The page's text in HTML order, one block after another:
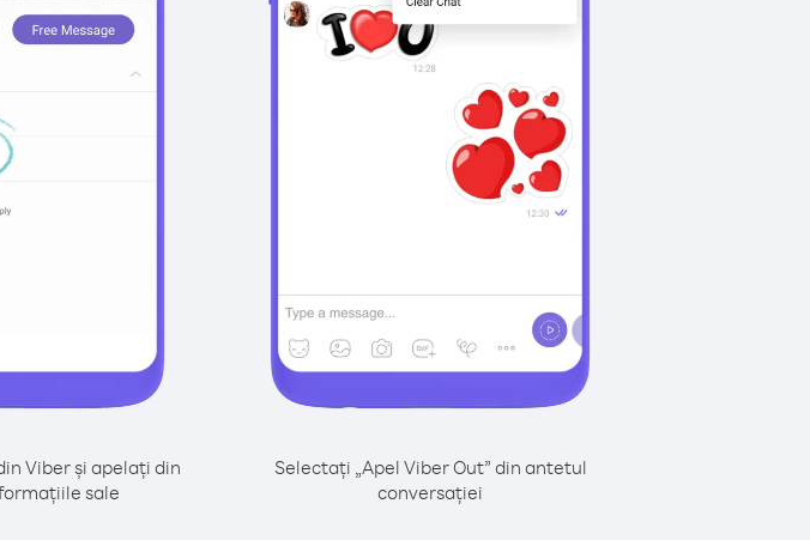
Viber și apelați din
sale
Selectați „Apel Viber Out” din antetul
conversației